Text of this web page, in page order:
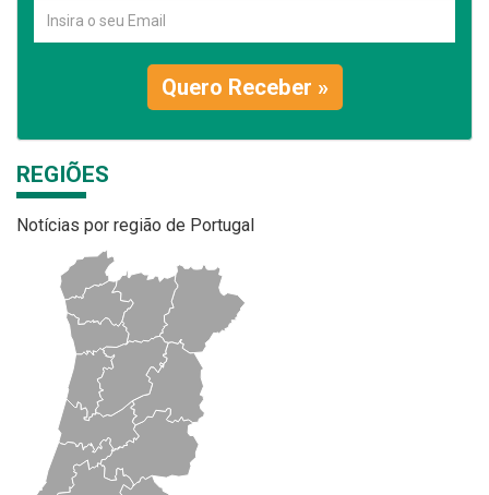
Quero Receber »
REGIÕES
Notícias por região de Portugal